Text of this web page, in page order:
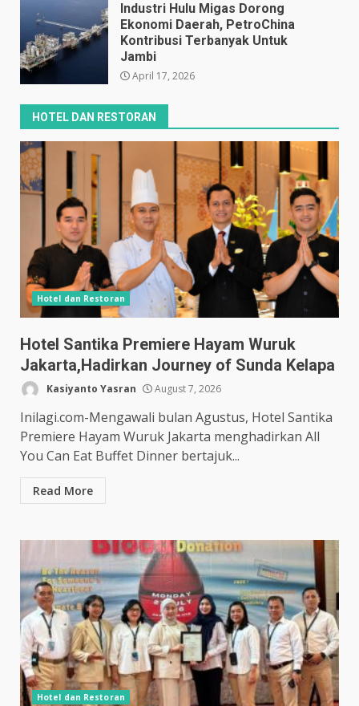
Industri Hulu Migas Dorong
Ekonomi Daerah, PetroChina
Kontribusi Terbanyak Untuk
Jambi
April 17, 2026
HOTEL DAN RESTORAN
Hotel dan Restoran
Hotel Santika Premiere Hayam Wuruk
Jakarta,Hadirkan Journey of Sunda Kelapa
Kasiyanto Yasran August 7, 2026
Inilagi.com-Mengawali bulan Agustus, Hotel Santika
Premiere Hayam Wuruk Jakarta menghadirkan All
You Can Eat Buffet Dinner bertajuk...
Read More
Hotel dan Restoran